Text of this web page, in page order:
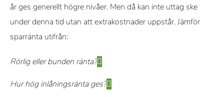
år ges generellt högre nivåer. Men då kan inte uttag ske
under denna tid utan att extrakostnader uppstår. Jämför
sparränta utifrån:
Rörlig eller bunden ränta?
Hur hög inlåningsränta ges?